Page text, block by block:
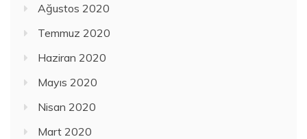
Ağustos 2020
Temmuz 2020
Haziran 2020
Mayıs 2020
Nisan 2020
Mart 2020